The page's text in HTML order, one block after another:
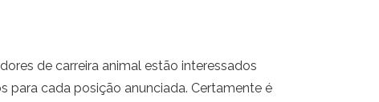
de carreira animal estão interessados
cada posição anunciada. Certamente é